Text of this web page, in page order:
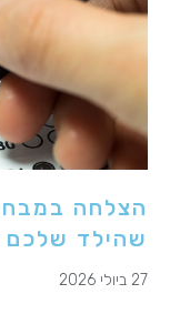
הצלחה
שהילד שלכם
27 ביולי 2026